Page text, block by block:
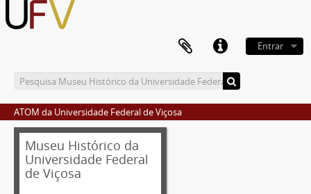
Entrar
ATOM da Universidade Federal de Viçosa
Museu Histórico da
Universidade Federal
de Viçosa